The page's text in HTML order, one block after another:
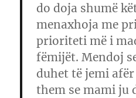
do doja shumë
menaxhoja me
prioriteti më i
fëmijët. Mendoj
duhet të jemi
them se mami ju